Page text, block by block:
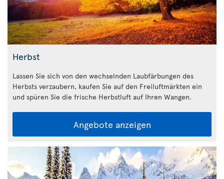
Herbst
Lassen Sie sich von den wechselnden Laubfärbungen des
Herbsts verzaubern, kaufen Sie auf den Freiluftmärkten ein
und spüren Sie die frische Herbstluft auf Ihren Wangen.
Angebote anzeigen